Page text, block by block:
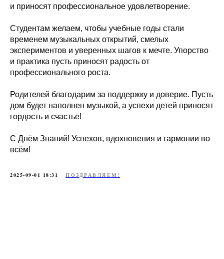
и приносят профессиональное удовлетворение.
Студентам желаем, чтобы учебные годы стали
временем музыкальных открытий, смелых
экспериментов и уверенных шагов к мечте. Упорство
и практика пусть приносят радость от
профессионального роста.
Родителей благодарим за поддержку и доверие. Пусть
дом будет наполнен музыкой, а успехи детей приносят
гордость и счастье!
С Днём Знаний! Успехов, вдохновения и гармонии во
всём!
2025-09-01 18:31 ПОЗДРАВЛЯЕМ!